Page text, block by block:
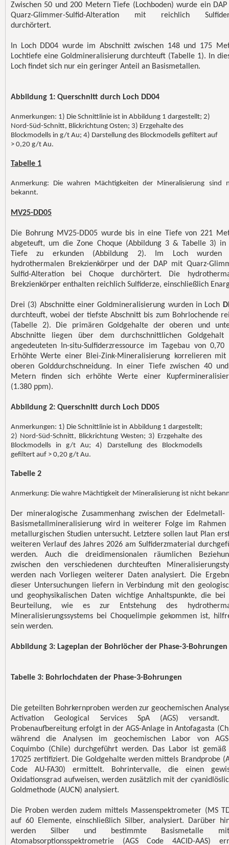
Zwischen 50 und 200 Metern Tiefe (Lochboden) wurde ein
Quarz-Glimmer-Sulfid-Alteration mit reichlich
durchörtert.
In Loch DD04 wurde im Abschnitt zwischen 148 und 175
Lochtiefe eine Goldmineralisierung durchteuft (Tabelle 1). In
Loch findet sich nur ein geringer Anteil an Basismetallen.
Abbildung 1: Querschnitt durch Loch DD04
Anmerkungen: 1) Die Schnittlinie ist in Abbildung 1 dargestellt; 2)
Nord-Süd-Schnitt, Blickrichtung Osten; 3) Erzgehalte des
Blockmodells in g/t Au; 4) Darstellung des Blockmodells gefiltert auf
> 0,20 g/t Au.
Tabelle 1
Anmerkung: Die wahren Mächtigkeiten der Mineralisierung sind
bekannt.
MV25-DD05
Die Bohrung MV25-DD05 wurde bis in eine Tiefe von 221
abgeteuft, um die Zone Choque (Abbildung 3 & Tabelle 3) in
Tiefe zu erkunden (Abbildung 2). Im Loch wurden
hydrothermalen Brekzienkörper und der DAP mit Quarz-
Sulfid-Alteration bei Choque durchörtert. Die
Brekzienkörper enthalten reichlich Sulfiderze, einschließlich
Drei (3) Abschnitte einer Goldmineralisierung wurden in Loch
durchteuft, wobei der tiefste Abschnitt bis zum Bohrlochende
(Tabelle 2). Die primären Goldgehalte der oberen und
Abschnitte liegen über dem durchschnittlichen Goldgehalt
angedeuteten In-situ-Sulfiderzressource im Tagebau von
Erhöhte Werte einer Blei-Zink-Mineralisierung korrelieren mit
oberen Golddurchschneidung. In einer Tiefe zwischen 40
Metern finden sich erhöhte Werte einer
(1.380 ppm).
Abbildung 2: Querschnitt durch Loch DD05
Anmerkungen: 1) Die Schnittlinie ist in Abbildung 1 dargestellt;
2) Nord-Süd-Schnitt, Blickrichtung Westen; 3) Erzgehalte des
Blockmodells in g/t Au; 4) Darstellung des Blockmodells
gefiltert auf > 0,20 g/t Au.
Tabelle 2
Anmerkung: Die wahre Mächtigkeit der Mineralisierung ist nicht
Der mineralogische Zusammenhang zwischen der Edelmetall-
Basismetallmineralisierung wird in weiterer Folge im Rahmen
metallurgischen Studien untersucht. Letztere sollen laut Plan
weiteren Verlauf des Jahres 2026 am Sulfiderzmaterial
werden. Auch die dreidimensionalen räumlichen
zwischen den verschiedenen durchteuften
werden nach Vorliegen weiterer Daten analysiert. Die
dieser Untersuchungen liefern in Verbindung mit den
und geophysikalischen Daten wichtige Anhaltspunkte, die bei
Beurteilung, wie es zur Entstehung des
Mineralisierungssystems bei Choquelimpie gekommen ist,
sein werden.
Abbildung 3: Lageplan der Bohrlöcher der Phase-3-Bohrungen
Tabelle 3: Bohrlochdaten der Phase-3-Bohrungen
Die geteilten Bohrkernproben werden zur geochemischen
Activation Geological Services SpA (AGS) versandt.
Probenaufbereitung erfolgt in der AGS-Anlage in Antofagasta
während die Analysen im geochemischen Labor von
Coquimbo (Chile) durchgeführt werden. Das Labor ist gemäß
17025 zertifiziert. Die Goldgehalte werden mittels Brandprobe
Code AU-FA30) ermittelt. Bohrintervalle, die einen
Oxidationsgrad aufweisen, werden zusätzlich mit der
Goldmethode (AUCN) analysiert.
Die Proben werden zudem mittels Massenspektrometer (MS
auf 60 Elemente, einschließlich Silber, analysiert. Darüber
werden Silber und bestimmte Basismetalle
Atomabsorptionsspektrometrie (AGS Code 4ACID-AAS)